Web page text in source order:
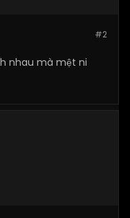
#2
nhau mà mệt ni